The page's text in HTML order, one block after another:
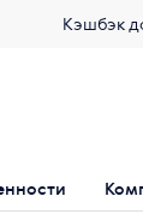
Кэшбэк